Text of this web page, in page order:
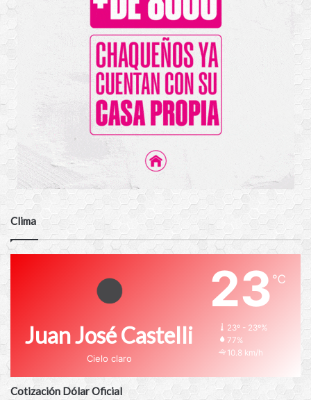
Clima
Juan José Castelli
Cielo claro
23℃
23º - 23º%
77%
10.8 km/h
Cotización Dólar Oficial